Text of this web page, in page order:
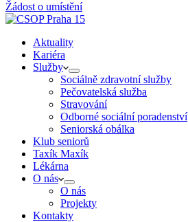
Žádost o umístění
Aktuality
Kariéra
Služby
Sociálně zdravotní služby
Pečovatelská služba
Stravování
Odborné sociální poradenství
Seniorská obálka
Klub seniorů
Taxík Maxík
Lékárna
O nás
O nás
Projekty
Kontakty